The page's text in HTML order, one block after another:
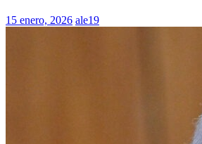
15 enero, 2026 ale19